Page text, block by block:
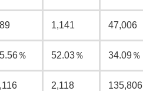
1,141 47,006
％ 52.03％ 34.09％
2,118 135,806